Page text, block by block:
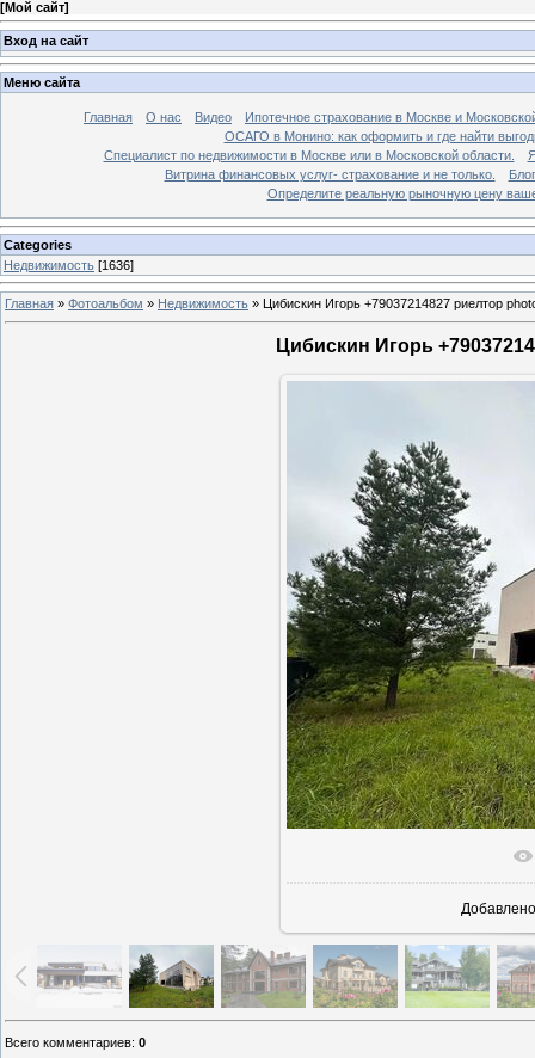
[Мой сайт]
Вход на сайт
Меню сайта
Главная О нас Видео
Ипотечное страхование в Москве и
ОСАГО в Монино: как оформить и где найти
Специалист по недвижимости в Москве или в Московской области.
Витрина финансовых услуг- страхование и не только.
Блог
Определите реальную рыночную цену
Categories
Недвижимость [1636]
Главная » Фотоальбом » Недвижимость » Цибискин Игорь +79037214827 риелтор
Цибискин Игорь
В
Добавлено
Всего комментариев: 0